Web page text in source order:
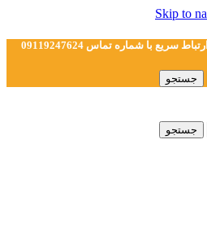
Skip to
با شماره تماس 09119247624
جستجو
جستجو